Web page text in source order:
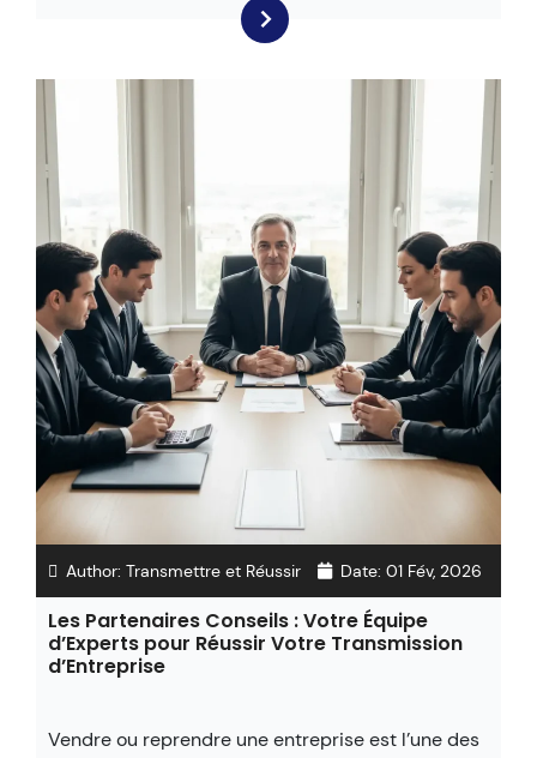
Author: Transmettre et Réussir Date: 01 Fév, 2026
Les Partenaires Conseils : Votre Équipe
d’Experts pour Réussir Votre Transmission
d’Entreprise
Vendre ou reprendre une entreprise est l’une des